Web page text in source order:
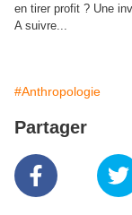
en tirer profit ? Une
A suivre...
#Anthropologie
Partager